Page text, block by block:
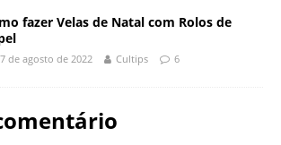
fazer Velas de Natal com Rolos de
de agosto de 2022 Cultips 6